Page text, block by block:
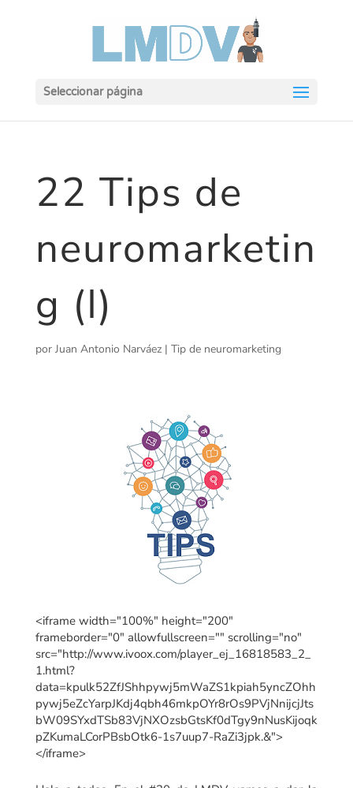
Seleccionar página
22 Tips de
neuromarketin
g (I)
por Juan Antonio Narváez| Tip de neuromarketing
<iframe width="100%" height="200"
frameborder="0" allowfullscreen="" scrolling="no"
src="http://www.ivoox.com/player_ej_16818583_2_
1.html?
data=kpulk52ZfJShhpywj5mWaZS1kpiah5yncZOhh
pywj5eZcYarpJKdj4qbh46mkpOYr8rOs9PVjNnijcjJts
bW09SYxdTSb83VjNXOzsbGtsKf0dTgy9nNusKijoqk
pZKumaLCorPBsbOtk6-1s7uup7-RaZi3jpk.&">
</iframe>